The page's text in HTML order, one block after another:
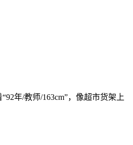
年/教师/163cm”，像超市货架上